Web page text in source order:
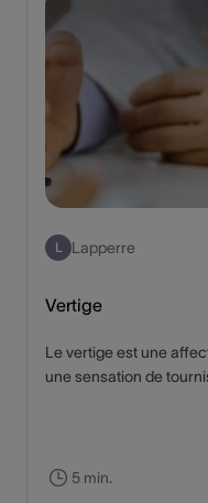
L Lapperre
Vertige
Le vertige est une
une sensation de
le vertige, et comment
peut-il aider à
5 min.